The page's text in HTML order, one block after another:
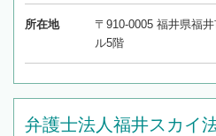
所在地
〒910-0005 福井県福
ル5階
弁護士法人福井スカイ